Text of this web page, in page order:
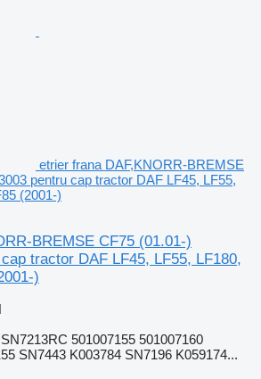
etrier frana DAF,KNORR-BREMSE
pentru cap tractor DAF LF45, LF55,
(2001-)
BREMSE CF75 (01.01-)
tractor DAF LF45, LF55, LF180,
)
501007155 501007160
SN7443 K003784 SN7196 K059174...